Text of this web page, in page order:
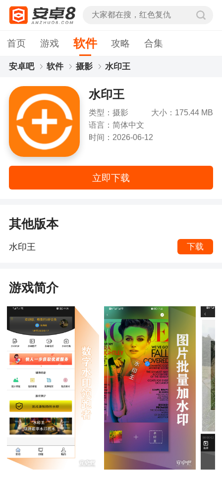
首页 游戏 软件 攻略 合集
安卓吧 软件 摄影 水印王
水印王
类型：摄影
大小：175.44 MB
语言：简体中文
时间：2026-06-12
立即下载
其他版本
水印王 下载
游戏简介